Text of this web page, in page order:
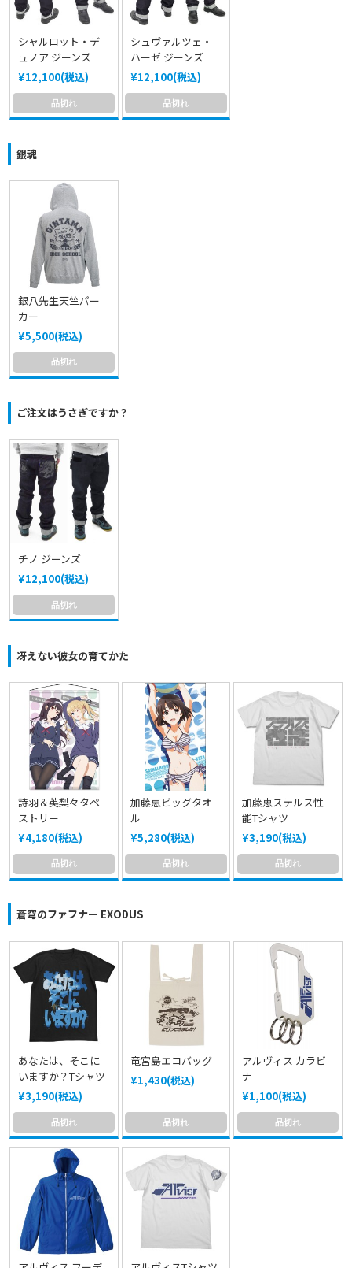
シャルロット・デ
ュノア ジーンズ
¥12,100(税込)
品切れ
シュヴァルツェ・
ハーゼ ジーンズ
¥12,100(税込)
品切れ
銀魂
銀八先生天竺パー
カー
¥5,500(税込)
品切れ
ご注文はうさぎですか？
チノ ジーンズ
¥12,100(税込)
品切れ
冴えない彼女の育てかた
詩羽＆英梨々タペ
ストリー
¥4,180(税込)
品切れ
加藤恵ビッグタオ
ル
¥5,280(税込)
品切れ
加藤恵ステルス性
能Tシャツ
¥3,190(税込)
品切れ
蒼穹のファフナー EXODUS
あなたは、そこに
いますか？Tシャツ
¥3,190(税込)
品切れ
竜宮島エコバッグ
¥1,430(税込)
品切れ
アルヴィス カラビ
ナ
¥1,100(税込)
品切れ